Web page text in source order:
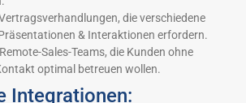
die verschiedene
& Interaktionen erfordern.
Sales-Teams, die Kunden ohne
optimal betreuen wollen.
Integrationen: